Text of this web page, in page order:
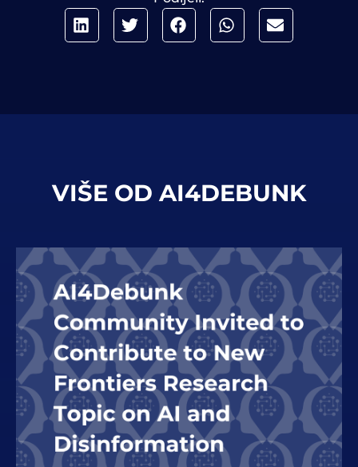
VIŠE OD AI4DEBUNK